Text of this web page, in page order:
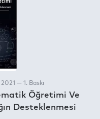
— 1. Baskı
Öğretimi Ve
Desteklenmesi